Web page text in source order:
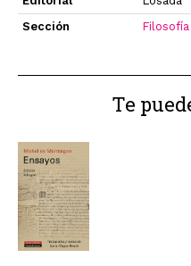
Sección
Te